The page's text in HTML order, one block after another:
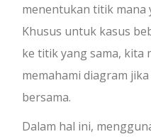
menentukan titik mana
Khusus untuk kasus
ke titik yang sama, kita
memahami diagram
bersama.
Dalam hal ini,